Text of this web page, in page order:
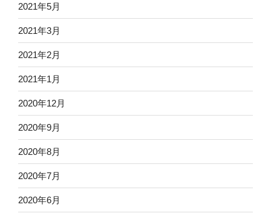
2021年5月
2021年3月
2021年2月
2021年1月
2020年12月
2020年9月
2020年8月
2020年7月
2020年6月